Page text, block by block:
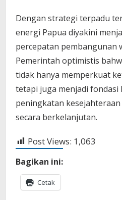
Dengan strategi terpadu
energi Papua diyakini
percepatan pembangunan
Pemerintah optimistis
tidak hanya memperkuat
tetapi juga menjadi fondasi
peningkatan
secara berkelanjutan.
Post Views: 1,063
Bagikan ini:
Cetak